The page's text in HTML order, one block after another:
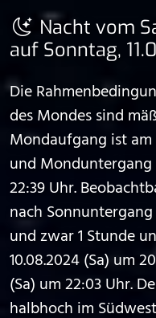
Nacht vom
auf Sonntag,
Die
des Mondes sind
Mondaufgang ist am
und Monduntergang
22:39 Uhr.
nach
und zwar 1 Stunde
10.08.2024 (Sa) um
(Sa) um 22:03 Uhr.
halbhoch im